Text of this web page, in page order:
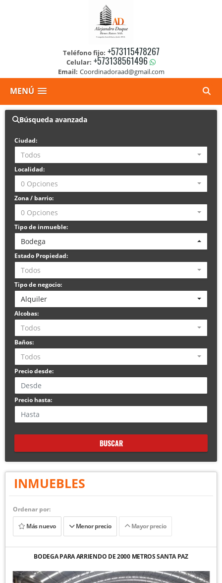
Teléfono fijo: +573115478267
Celular: +573138561496
Email: Coordinadoraad@gmail.com
MENÚ
Búsqueda avanzada
Ciudad:
Todos
Localidad:
0 Opciones
Zona / barrio:
0 Opciones
Tipo de inmueble:
Bodega
Estado Propiedad:
Todos
Tipo de negocio:
Alquiler
Alcobas:
Todos
Baños:
Todos
Precio desde:
Precio hasta:
BUSCAR
INMUEBLES
Ordenar por:
Más nuevo
Menor precio Mayor precio
BODEGA PARA ARRIENDO DE 2000 METROS SANTA PAZ